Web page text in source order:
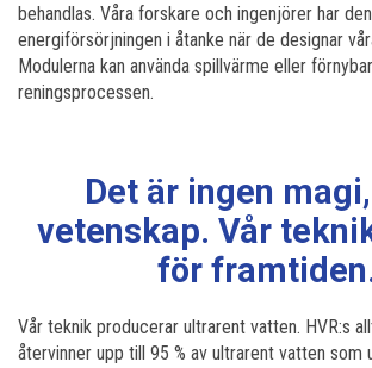
behandlas. Våra forskare och ingenjörer har
energiförsörjningen i åtanke när de designar
Modulerna kan använda spillvärme eller
reningsprocessen.
Det är ingen
vetenskap. Vår
för
Vår teknik producerar ultrarent vatten. HVR:s
återvinner upp till 95 % av ultrarent vatten som